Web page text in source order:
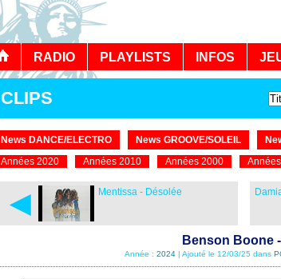
RADIO PLAYLISTS INFOS
CLIPS
News DANCE/ELECTRO News GROOVE/SOLEIL
Années 2020
Années 2010 Années 2000
◄ Mentissa - Désolée
Benson Boone
Année : 2024 | Ajouté le 12/03/25 dans